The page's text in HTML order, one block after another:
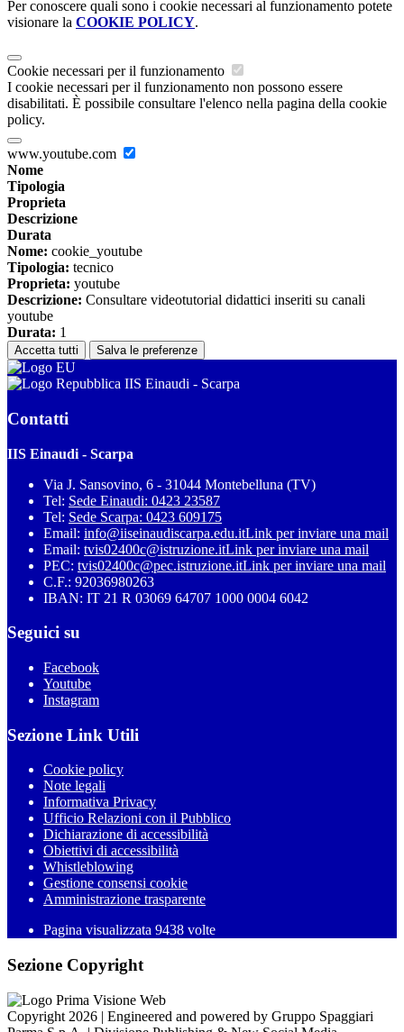
Per conoscere quali sono i cookie necessari al funzionamento potete
visionare la COOKIE POLICY.
Cookie necessari per il funzionamento
I cookie necessari per il funzionamento non possono essere
disabilitati. È possibile consultare l'elenco nella pagina della cookie
policy.
www.youtube.com
Nome
Tipologia
Proprieta
Descrizione
Durata
Nome: cookie_youtube
Tipologia: tecnico
Proprieta: youtube
Descrizione: Consultare videotutorial didattici inseriti su canali
youtube
Durata: 1
Accetta tutti Salva le preferenze
IIS Einaudi - Scarpa
Contatti
IIS Einaudi - Scarpa
Via J. Sansovino, 6 - 31044 Montebelluna (TV)
Tel: Sede Einaudi: 0423 23587
Tel: Sede Scarpa: 0423 609175
Email: info@iiseinaudiscarpa.edu.itLink per inviare una mail
Email: tvis02400c@istruzione.itLink per inviare una mail
PEC: tvis02400c@pec.istruzione.itLink per inviare una mail
C.F.: 92036980263
IBAN: IT 21 R 03069 64707 1000 0004 6042
Seguici su
Facebook
Youtube
Instagram
Sezione Link Utili
Cookie policy
Note legali
Informativa Privacy
Ufficio Relazioni con il Pubblico
Dichiarazione di accessibilità
Obiettivi di accessibilità
Whistleblowing
Gestione consensi cookie
Amministrazione trasparente
Pagina visualizzata 9438 volte
Sezione Copyright
Copyright 2026 | Engineered and powered by Gruppo Spaggiari